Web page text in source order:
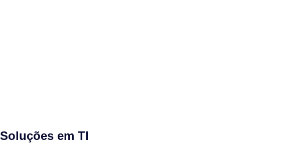
Soluções em TI